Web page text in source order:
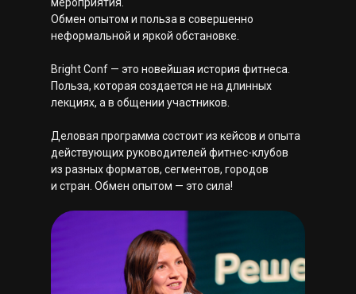
Обмен опытом и польза в совершенно
неформальной и яркой обстановке.
Bright Conf — это новейшая история фитнеса.
Польза, которая создается не на длинных
лекциях, а в общении участников.
Деловая программа состоит из кейсов и опыта
действующих руководителей фитнес-клубов
из разных форматов, сегментов, городов
и стран. Обмен опытом — это сила!